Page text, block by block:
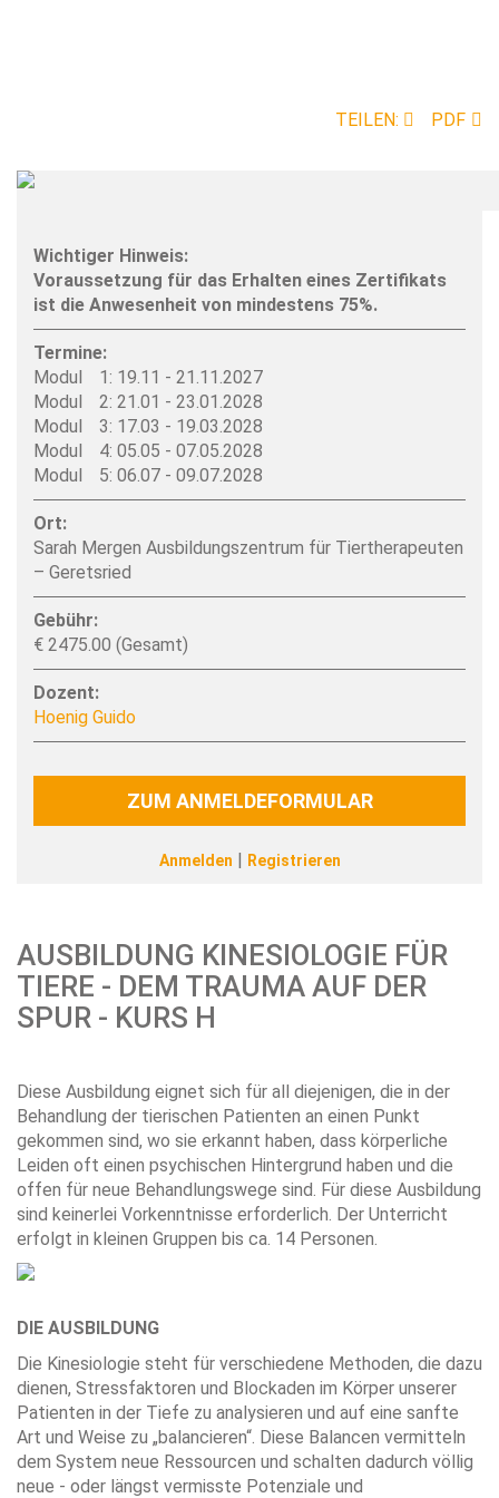
TEILEN: PDF
Image
Wichtiger Hinweis:
Voraussetzung für das Erhalten eines Zertifikats
ist die Anwesenheit von mindestens 75%.
Termine:
19.11 - 21.11.2027
21.01 - 23.01.2028
17.03 - 19.03.2028
05.05 - 07.05.2028
06.07 - 09.07.2028
Ort:
Sarah Mergen Ausbildungszentrum für Tiertherapeuten
– Geretsried
Gebühr:
€ 2475.00 (Gesamt)
Dozent:
Hoenig Guido
ZUM ANMELDEFORMULAR
Anmelden | Registrieren
AUSBILDUNG KINESIOLOGIE FÜR
TIERE - DEM TRAUMA AUF DER
SPUR - KURS H
Diese Ausbildung eignet sich für all diejenigen, die in der
Behandlung der tierischen Patienten an einen Punkt
gekommen sind, wo sie erkannt haben, dass körperliche
Leiden oft einen psychischen Hintergrund haben und die
offen für neue Behandlungswege sind. Für diese Ausbildung
sind keinerlei Vorkenntnisse erforderlich. Der Unterricht
erfolgt in kleinen Gruppen bis ca. 14 Personen.
Image
DIE AUSBILDUNG
Die Kinesiologie steht für verschiedene Methoden, die dazu
dienen, Stressfaktoren und Blockaden im Körper unserer
Patienten in der Tiefe zu analysieren und auf eine sanfte
Art und Weise zu „balancieren“. Diese Balancen vermitteln
dem System neue Ressourcen und schalten dadurch völlig
neue - oder längst vermisste Potenziale und